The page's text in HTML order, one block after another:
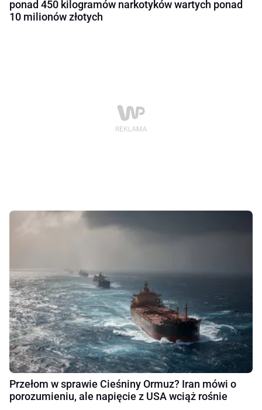
ponad 450 kilogramów narkotyków wartych ponad
10 milionów złotych
Przełom w sprawie Cieśniny Ormuz? Iran mówi o
porozumieniu, ale napięcie z USA wciąż rośnie